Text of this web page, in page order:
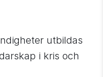
utbildas
i kris och